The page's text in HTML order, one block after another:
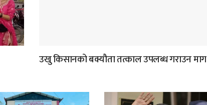
उखु किसानको बक्यौता तत्काल उपलब्ध गराउन माग